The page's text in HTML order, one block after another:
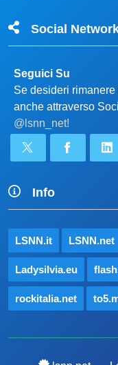
Social
Seguici Su
Se desideri
anche attraverso
@lsnn_net!
Info
LSNN.it LSNN.net
Ladysilvia.eu
rockitalia.net